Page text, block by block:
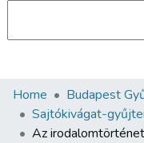
Communities &
All of DSpace
Home Budapest
Sajtókivágat-